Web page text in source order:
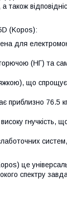
також
(Kopos):
для
(НГ) та
що спрощує
приблизно 76.5
систем,
це
спектру